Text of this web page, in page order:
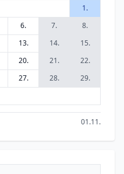
1.
6. 7.
8.
13. 14.
15.
20. 21.
22.
27. 28.
29.
01.11.